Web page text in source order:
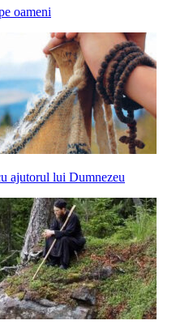
oameni
ajutorul lui Dumnezeu